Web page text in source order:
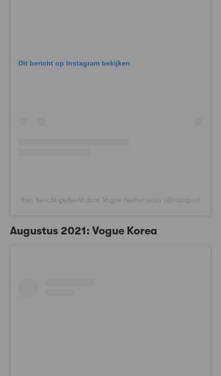
Dit bericht op Instagram bekijken
Een bericht gedeeld door Vogue Netherlands (@nlvogue)
Augustus 2021: Vogue Korea